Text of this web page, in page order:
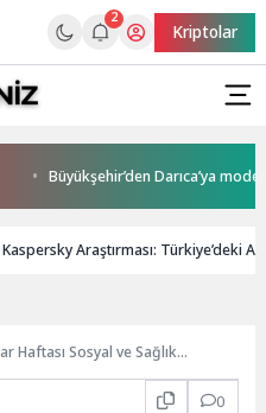
2
Kriptolar
Büyükşehir’den Darıca’ya modern
Kaspersky Araştırması: Türkiye’deki
Haftası Sosyal ve Sağlık
0